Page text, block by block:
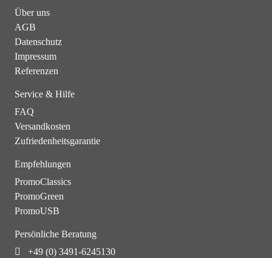
Über uns
AGB
Datenschutz
Impressum
Referenzen
Service & Hilfe
FAQ
Versandkosten
Zufriedenheitsgarantie
Empfehlungen
PromoClassics
PromoGreen
PromoUSB
Persönliche Beratung
+49 (0) 3491-6245130